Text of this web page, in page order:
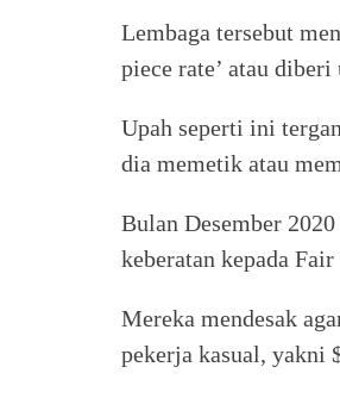
Lembaga tersebut
piece rate’ atau
Upah seperti ini
dia memetik atau
Bulan Desember
keberatan kepada
Mereka mendesak
pekerja kasual, yakni